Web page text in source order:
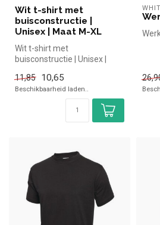
Wit t-shirt met
buisconstructie |
Unisex | Maat M-XL
Wit t-shirt met
buisconstructie | Unisex |
kopen voor i...
11,85 10,65
Beschikbaarheid laden..